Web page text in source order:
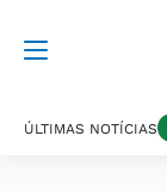
ÚLTIMAS NOTÍCIAS